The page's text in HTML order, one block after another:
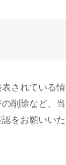
されている
削除など、
をお願いいた